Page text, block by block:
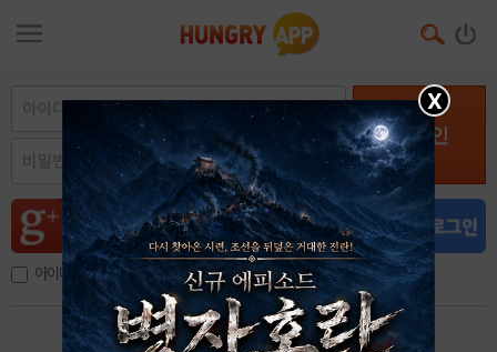
로그인
아이디, 이메일 저장
아이디 / 비밀번호 찾기 회원가입
X